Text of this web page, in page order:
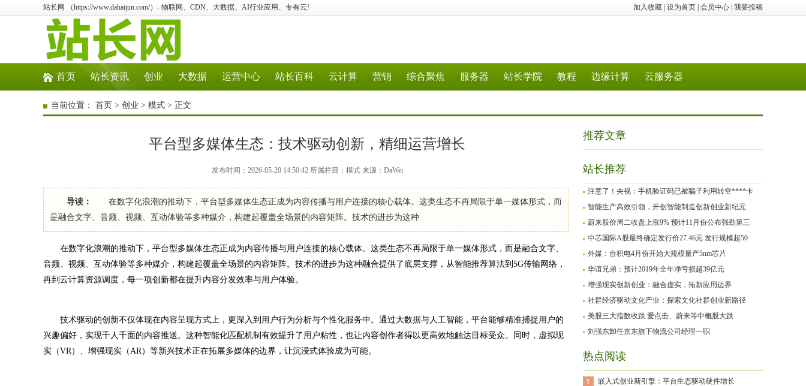
加入收藏 设为首页 会员中心 我要投稿
站长网 （https://www.dahaijun.com/）- 物联网、CDN、大数据、AI行业应用、专有云!
首页 站长资讯 创业 大数据 运营中心 站长百科 云计算 营销 综合聚焦 服务器 站长学院 教程 边缘计算 云服务器
当前位置： 首页 > 创业 > 模式 > 正文
平台型多媒体生态：技术驱动创新，精细运营增长
发布时间：2026-05-20 14:50:42 所属栏目：模式 来源：DaWei
导读：
在数字化浪潮的推动下，平台型多媒体生态正成为内容传播与用户连接的核心载体。这类生态不再局限于单一媒体形式，而
是融合文字、音频、视频、互动体验等多种媒介，构建起覆盖全场景的内容矩阵。技术的进步为这种
在数字化浪潮的推动下，平台型多媒体生态正成为内容传播与用户连接的核心载体。这类生态不再局限于单一媒体形式，而是融合文字、
音频、视频、互动体验等多种媒介，构建起覆盖全场景的内容矩阵。技术的进步为这种融合提供了底层支撑，从智能推荐算法到5G传输网络，
再到云计算资源调度，每一项创新都在提升内容分发效率与用户体验。
技术驱动的创新不仅体现在内容呈现方式上，更深入到用户行为分析与个性化服务中。通过大数据与人工智能，平台能够精准捕捉用户的
兴趣偏好，实现千人千面的内容推送。这种智能化匹配机制有效提升了用户粘性，也让内容创作者得以更高效地触达目标受众。同时，虚拟现
实（VR）、增强现实（AR）等新兴技术正在拓展多媒体的边界，让沉浸式体验成为可能。
推荐文章
站长推荐
注意了！央视：手机验证码已被骗子利用转空****卡
智能生产高效引领，开创智能制造创新创业新纪元
蔚来股价周二收盘上涨9% 预计11月份公布强劲第三
中芯国际A股最终确定发行价27.46元 发行规模超50
外媒：台积电4月份开始大规模量产5nm芯片
华谊兄弟：预计2019年全年净亏损超39亿元
增强现实创新创业：融合虚实，拓新应用边界
社群经济驱动文化产业：探索文化社群创业新路径
美股三大指数收跌 爱点击、蔚来等中概股大跌
刘强东卸任京东旗下物流公司经理一职
热点阅读
嵌入式创业新引擎：平台生态驱动硬件增长